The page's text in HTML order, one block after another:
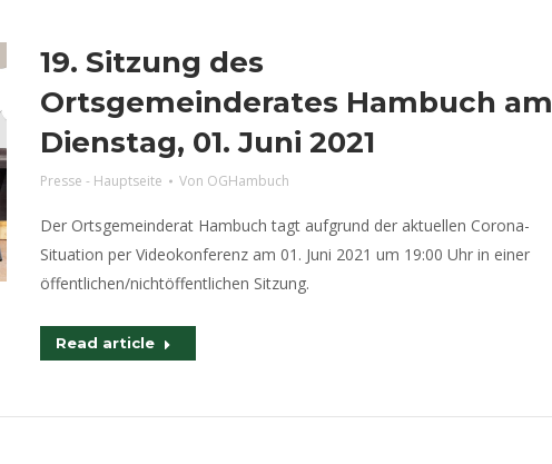
19. Sitzung des
Ortsgemeinderates Hambuch am
Dienstag, 01. Juni 2021
Presse - Hauptseite Von OGHambuch
Der Ortsgemeinderat Hambuch tagt aufgrund der aktuellen Corona-
Situation per Videokonferenz am 01. Juni 2021 um 19:00 Uhr in einer
öffentlichen/nichtöffentlichen Sitzung.
Read article